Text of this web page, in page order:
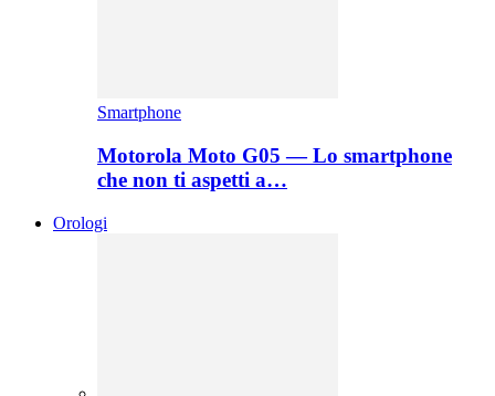
Smartphone
Motorola Moto G05 — Lo smartphone
che non ti aspetti a…
Orologi